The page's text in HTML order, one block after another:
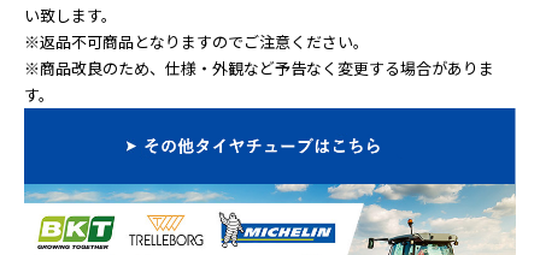
い致します。
※返品不可商品となりますのでご注意ください。
※商品改良のため、仕様・外観など予告なく変更する場合がありま
す。